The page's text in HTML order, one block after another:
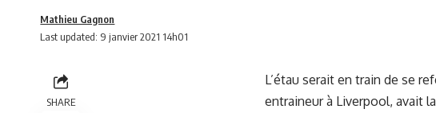
Last updated: 9 janvier 2021 14h01
Mathieu Gagnon
SHARE
L’étau serait en train de se
entraineur à Liverpool, avait